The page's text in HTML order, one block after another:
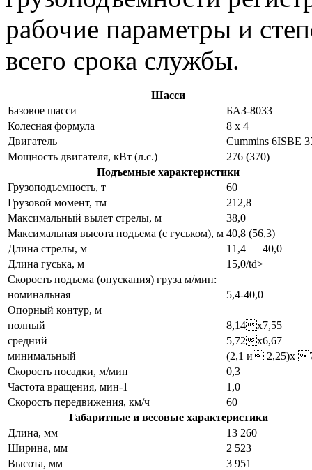
рабочие параметры и
всего срока службы.
Шасси
Базовое шасси
БАЗ-8033
Колесная формула
8 x 4
Двигатель
Cummins 6ISBE
Мощность двигателя, кВт (л.с.)
276 (370)
Подъемные характеристики
Грузоподъемность, т
60
Грузовой момент, тм
212,8
Максимальный вылет стрелы, м
38,0
Максимальная высота подъема (с гуськом), м 40,8 (56,3)
Длина стрелы, м
11,4 — 40,0
Длина гуська, м
15,0/td>
Скорость подъема (опускания) груза м/мин:
номинальная
5,4-40,0
Опорный контур, м
полный
8,14x7,55
средний
5,72x6,67
минимальный
(2,1 и 2,25)x
Скорость посадки, м/мин
0,3
Частота вращения, мин-1
1,0
Скорость передвижения, км/ч
60
Габаритные и весовые характеристики
Длина, мм
13 260
Ширина, мм
2 523
Высота, мм
3 951